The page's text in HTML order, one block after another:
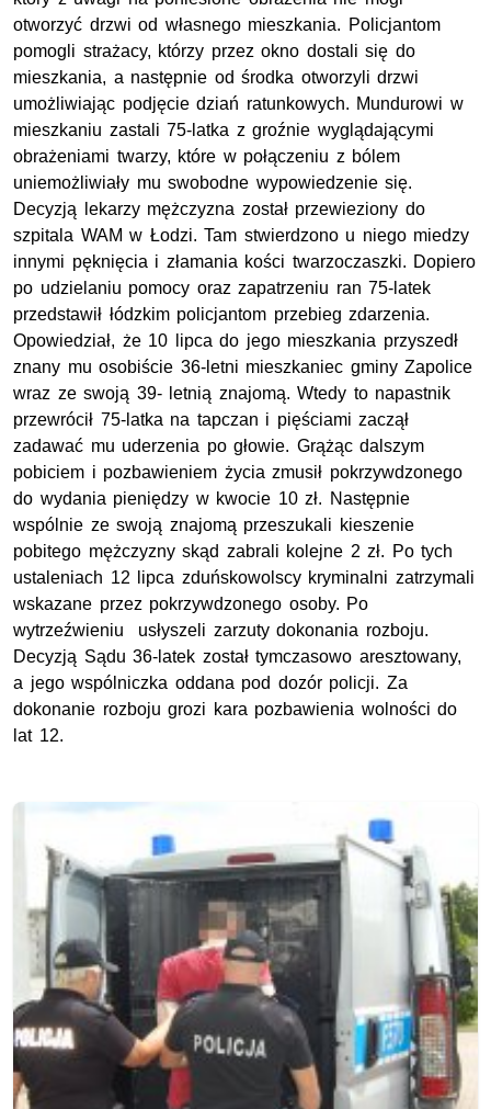
otworzyć drzwi od własnego mieszkania. Policjantom
pomogli strażacy, którzy przez okno dostali się do
mieszkania, a następnie od środka otworzyli drzwi
umożliwiając podjęcie dziań ratunkowych. Mundurowi w
mieszkaniu zastali 75-latka z groźnie wyglądającymi
obrażeniami twarzy, które w połączeniu z bólem
uniemożliwiały mu swobodne wypowiedzenie się.
Decyzją lekarzy mężczyzna został przewieziony do
szpitala WAM w Łodzi. Tam stwierdzono u niego miedzy
innymi pęknięcia i złamania kości twarzoczaszki. Dopiero
po udzielaniu pomocy oraz zapatrzeniu ran 75-latek
przedstawił łódzkim policjantom przebieg zdarzenia.
Opowiedział, że 10 lipca do jego mieszkania przyszedł
znany mu osobiście 36-letni mieszkaniec gminy Zapolice
wraz ze swoją 39- letnią znajomą. Wtedy to napastnik
przewrócił 75-latka na tapczan i pięściami zaczął
zadawać mu uderzenia po głowie. Grążąc dalszym
pobiciem i pozbawieniem życia zmusił pokrzywdzonego
do wydania pieniędzy w kwocie 10 zł. Następnie
wspólnie ze swoją znajomą przeszukali kieszenie
pobitego mężczyzny skąd zabrali kolejne 2 zł. Po tych
ustaleniach 12 lipca zduńskowolscy kryminalni zatrzymali
wskazane przez pokrzywdzonego osoby. Po
wytrzeźwieniu usłyszeli zarzuty dokonania rozboju.
Decyzją Sądu 36-latek został tymczasowo aresztowany,
a jego wspólniczka oddana pod dozór policji. Za
dokonanie rozboju grozi kara pozbawienia wolności do
lat 12.